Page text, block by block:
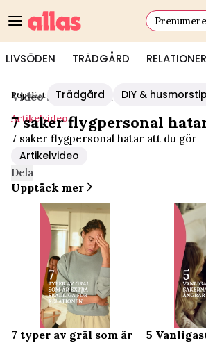
LIVSÖDEN TRÄDGÅRD RELATIONER
Populärt: Trädgård DIY &
Video Start/Artikelvideo
Artikelvideo
7 saker flygpersonal
7 saker flygpersonal hatar att du gör
Artikelvideo
Dela
Upptäck mer
7 typer av gräl som är
5